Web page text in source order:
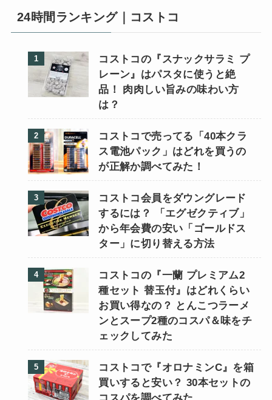
24時間ランキング｜コストコ
コストコの『スナックサラミ プ
レーン』はパスタに使うと絶
品！ 肉肉しい旨みの味わい方
は？
コストコで売ってる「40本クラ
ス電池パック」はどれを買うの
が正解か調べてみた！
コストコ会員をダウングレード
するには？ 「エグゼクティブ」
から年会費の安い「ゴールドス
ター」に切り替える方法
コストコの『一蘭 プレミアム2
種セット 替玉付』はどれくらい
お買い得なの？ とんこつラーメ
ンとスープ2種のコスパ＆味をチ
ェックしてみた
コストコで『オロナミンC』を箱
買いすると安い？ 30本セットの